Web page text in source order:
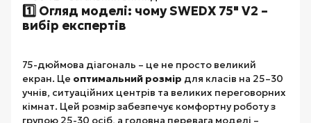
1️⃣ Огляд моделі: чому SWEDX 75" V2 –
вибір експертів
75-дюймова діагональ – це не просто великий
екран. Це оптимальний розмір для класів на 25–30
учнів, ситуаційних центрів та великих переговорних
кімнат. Цей розмір забезпечує комфортну роботу з
групою 25-30 осіб, а головна перевага моделі –